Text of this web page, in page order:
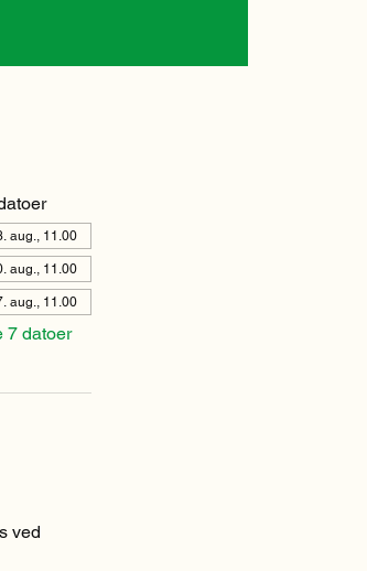
aug., 11.00
aug., 11.00
aug., 11.00
7 datoer
ved